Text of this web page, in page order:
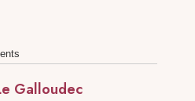
Galloudec